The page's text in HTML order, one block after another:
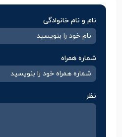
نام و نام خانوادگی
شماره همراه
نظر